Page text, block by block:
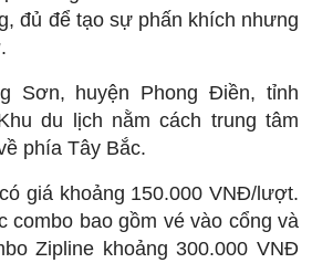
đủ để tạo sự phấn khích nhưng
Sơn, huyện Phong Điền, tỉnh
du lịch nằm cách trung tâm
phía Tây Bắc.
giá khoảng 150.000 VNĐ/lượt.
combo bao gồm vé vào cổng và
Zipline khoảng 300.000 VNĐ